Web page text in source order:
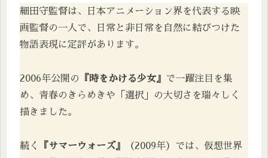
細田守監督は、日本アニメーション界を代表する映
画監督の一人で、日常と非日常を自然に結びつけた
物語表現に定評があります。
2006年公開の 『時をかける少女』 で一躍注目を集
め、青春のきらめきや「選択」の大切さを瑞々しく
描きました。
続く 『サマーウォーズ』
（2009年）では、仮想世界